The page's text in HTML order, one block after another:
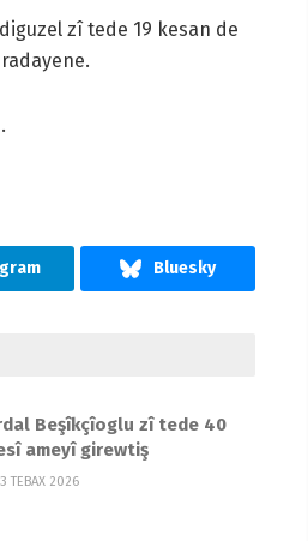
zî tede 19 kesan de
Beşîkçîoglu zî tede 40
ameyî girewtiş
TEBAX 2026